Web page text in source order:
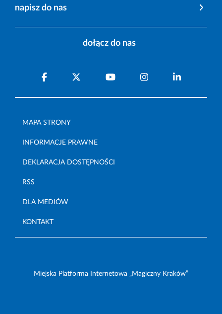
napisz do nas
dołącz do nas
MAPA STRONY
INFORMACJE PRAWNE
DEKLARACJA DOSTĘPNOŚCI
RSS
DLA MEDIÓW
KONTAKT
Miejska Platforma Internetowa „Magiczny Kraków”